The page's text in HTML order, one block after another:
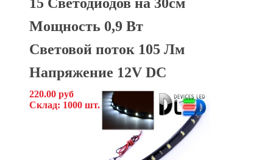
Мощность 0,9 Вт
Световой поток 105 Лм
Напряжение 12V DC
220.00 руб
Склад: 1000 шт.